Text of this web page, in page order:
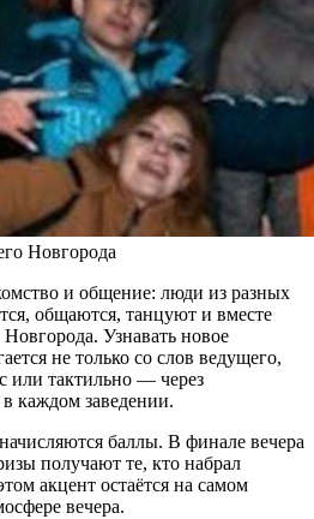
Новгорода
и общение: люди из разных
общаются, танцуют и вместе
Узнавать новое
не только со слов ведущего,
или тактильно — через
каждом заведении.
баллы. В финале вечера
получают те, кто набрал
акцент остаётся на самом
вечера.